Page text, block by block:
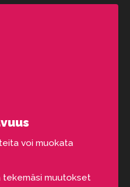
voi muokata
tekemäsi muutokset